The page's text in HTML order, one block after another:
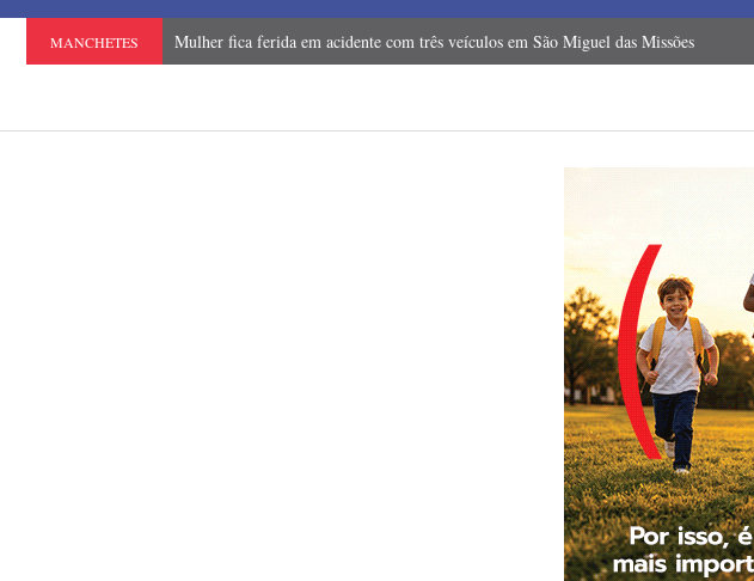
MANCHETES Mulher fica ferida em acidente com três veículos em São Miguel das Missões